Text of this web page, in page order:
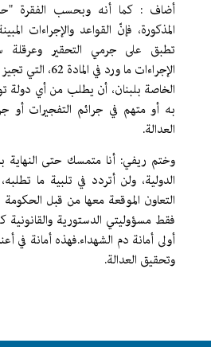
تطبق على جرمي التحقير وعرقلة
الإجراءات ما ورد
الخاصة بلبنان، أن يطلب من أي دولة
به أو متهم في جرائم التفجيرات أو
العدالة.
وختم ريفي: أنا متمسك حتى النهاية
الدولية، ولن أتردد في تلبية ما
التعاون الموقعة معها من قبل الحكومة
فقط مسؤوليتي الدستورية
أولى أمانة دم الشهداء.فهذه أمانة في
وتحقيق العدالة.